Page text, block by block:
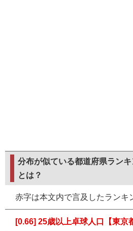
分布が似ている都道府県ラン
とは？
赤字は本文内で言及したランキ
[0.66] 25歳以上卓球人口【東京